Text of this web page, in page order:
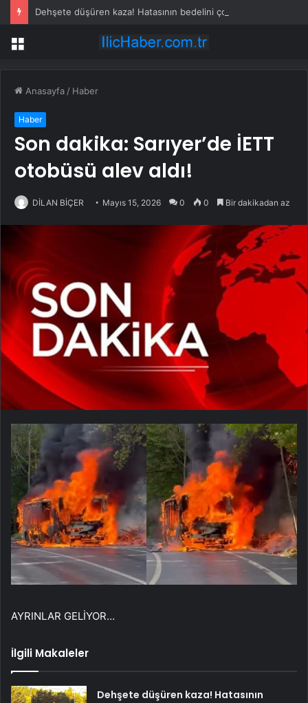
Dehşete düşüren kaza! Hatasının bedelini çok ağır ödedi
Menü
Anasayfa / Haber
Haber
Son dakika: Sarıyer’de İETT
otobüsü alev aldı!
DİLAN BİÇER Mayıs 15, 2026 0 0 Bir dakikadan az
AYRINLAR GELİYOR…
İlgili Makaleler
Dehşete düşüren kaza! Hatasının